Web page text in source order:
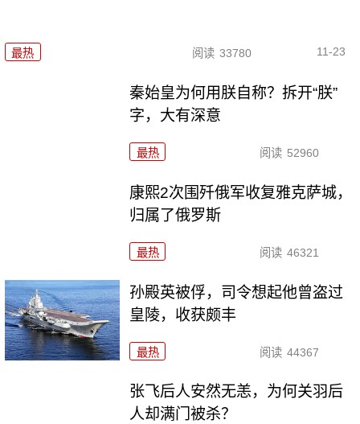
最热 阅读 33780 11-23
秦始皇为何用朕自称？拆开“朕”
字，大有深意
最热 阅读 52960
康熙2次围歼俄军收复雅克萨城，
归属了俄罗斯
最热 阅读 46321
孙殿英被俘，司令想起他曾盗过
皇陵，收获颇丰
最热 阅读 44367
张飞后人安然无恙，为何关羽后
人却满门被杀？